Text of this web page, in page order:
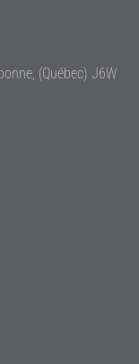
(Québec) J6W